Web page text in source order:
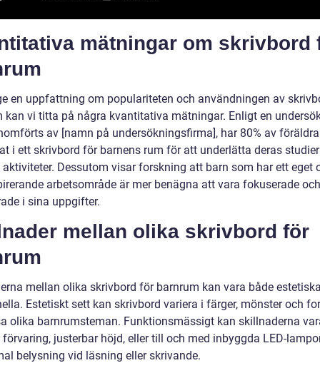
mätningar om skrivbord
en uppfattning om populariteten och användningen av
kan vi titta på några kvantitativa mätningar. Enligt en
av [namn på undersökningsfirma], har 80% av
i ett skrivbord för barnens rum för att underlätta deras
Dessutom visar forskning att barn som har ett eget
arbetsområde är mer benägna att vara fokuserade och
i sina uppgifter.
mellan olika skrivbord för
mellan olika skrivbord för barnrum kan vara både
Estetiskt sett kan skrivbord variera i färger, mönster och
olika barnrumsteman. Funktionsmässigt kan skillnaderna
förvaring, justerbar höjd, eller till och med inbyggda LED-
belysning vid läsning eller skrivande.